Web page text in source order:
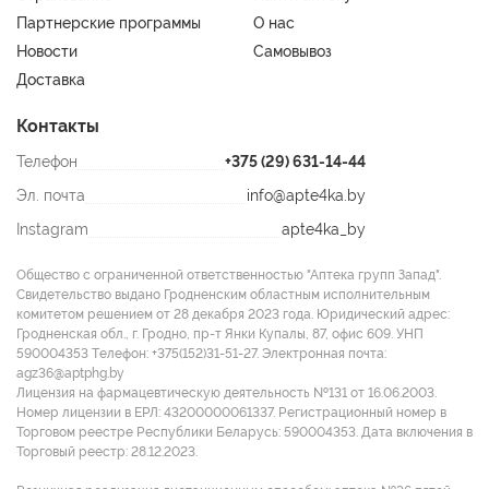
Партнерские программы
О нас
Новости
Самовывоз
Доставка
Контакты
Телефон
+375 (29) 631-14-44
Эл. почта
info@apte4ka.by
Instagram
apte4ka_by
Общество с ограниченной ответственностью "Аптека групп Запад".
Свидетельство выдано Гродненским областным исполнительным
комитетом решением от 28 декабря 2023 года. Юридический адрес:
Гродненская обл., г. Гродно, пр-т Янки Купалы, 87, офис 609. УНП
590004353 Tелефон: +375(152)31-51-27. Электронная почта:
agz36@aptphg.by
Лицензия на фармацевтическую деятельность №131 от 16.06.2003.
Номер лицензии в ЕРЛ: 43200000061337. Регистрационный номер в
Торговом реестре Республики Беларусь: 590004353. Дата включения в
Торговый реестр: 28.12.2023.